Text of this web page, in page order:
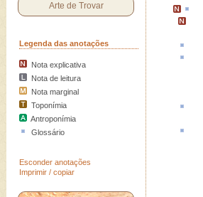
Arte de Trovar
Legenda das anotações
Nota explicativa
Nota de leitura
Nota marginal
Toponímia
Antroponímia
Glossário
Esconder anotações
Imprimir / copiar